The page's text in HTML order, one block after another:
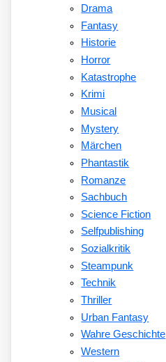
Drama
Fantasy
Historie
Horror
Katastrophe
Krimi
Musical
Mystery
Märchen
Phantastik
Romanze
Sachbuch
Science Fiction
Selfpublishing
Sozialkritik
Steampunk
Technik
Thriller
Urban Fantasy
Wahre Geschichte
Western